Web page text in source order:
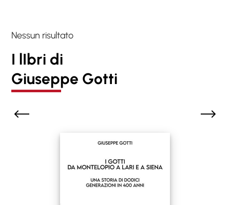
Nessun risultato
I lIbri di
Giuseppe Gotti